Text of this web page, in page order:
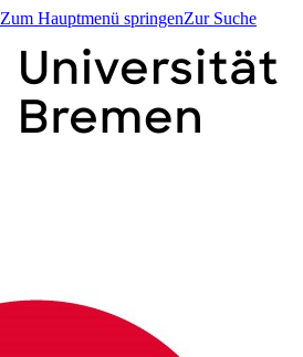
Zum Hauptmenü springenZur Suche